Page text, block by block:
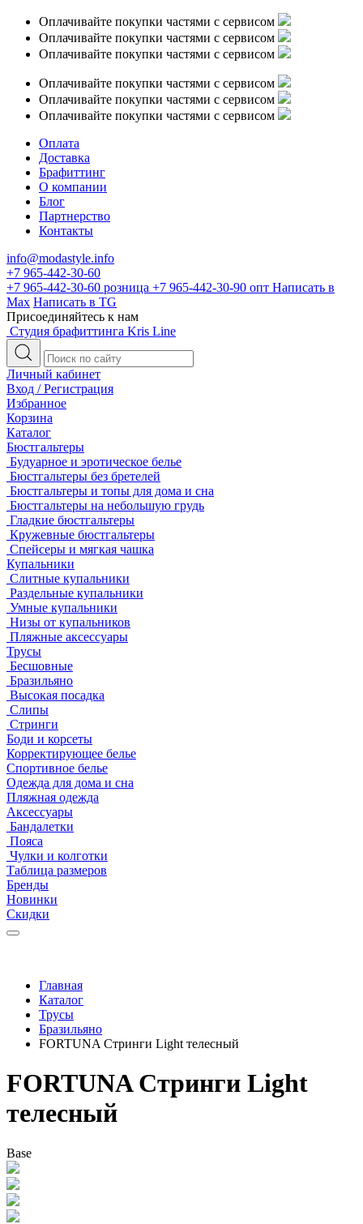
Оплачивайте покупки частями с сервисом
Оплачивайте покупки частями с сервисом
Оплачивайте покупки частями с сервисом
Оплачивайте покупки частями с сервисом
Оплачивайте покупки частями с сервисом
Оплачивайте покупки частями с сервисом
Оплата
Доставка
Брафиттинг
О компании
Блог
Партнерство
Контакты
info@modastyle.info
+7 965-442-30-60
+7 965-442-30-60 розница +7 965-442-30-90 опт Написать в
Max Написать в TG
Присоединяйтесь к нам
Студия брафиттинга Kris Line
Личный кабинет
Вход / Регистрация
Избранное
Корзина
Каталог
Бюстгальтеры
Будуарное и эротическое белье
Бюстгальтеры без бретелей
Бюстгальтеры и топы для дома и сна
Бюстгальтеры на небольшую грудь
Гладкие бюстгальтеры
Кружевные бюстгальтеры
Спейсеры и мягкая чашка
Купальники
Слитные купальники
Раздельные купальники
Умные купальники
Низы от купальников
Пляжные аксессуары
Трусы
Бесшовные
Бразильяно
Высокая посадка
Слипы
Стринги
Боди и корсеты
Корректирующее белье
Спортивное белье
Одежда для дома и сна
Пляжная одежда
Аксессуары
Бандалетки
Пояса
Чулки и колготки
Таблица размеров
Бренды
Новинки
Скидки
Главная
Каталог
Трусы
Бразильяно
FORTUNA Стринги Light телесный
FORTUNA Стринги Light
телесный
Base